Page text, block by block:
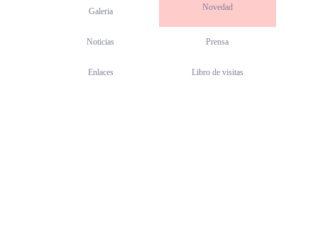
Galeria Novedad
Noticias Prensa
Enlaces Libro de visitas